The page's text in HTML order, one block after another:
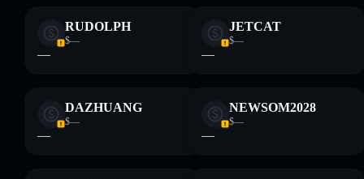
RUDOLPH
$—
—
JETCAT
$—
—
DAZHUANG
$—
—
NEWSOM2028
$—
—